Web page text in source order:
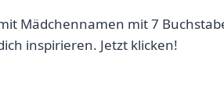
Mädchennamen mit 7
inspirieren. Jetzt klicken!